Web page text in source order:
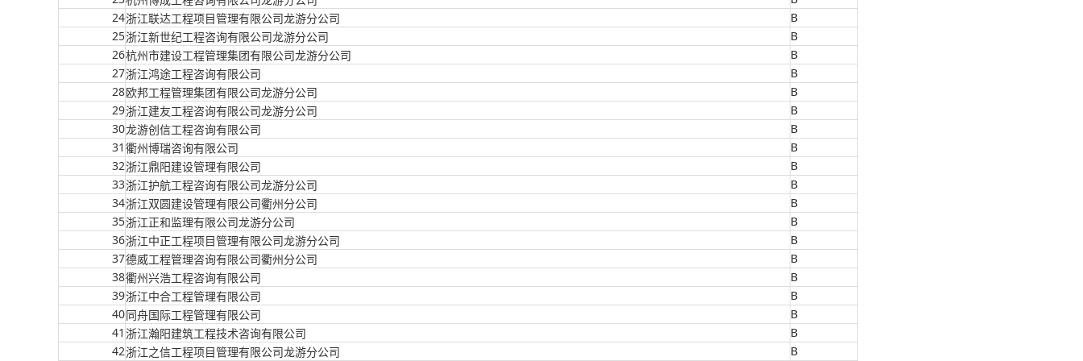
24浙江联达工程项目管理有限公司龙游分公司
B
25浙江新世纪工程咨询有限公司龙游分公司
B
26杭州市建设工程管理集团有限公司龙游分公司
B
27浙江鸿途工程咨询有限公司
B
28欧邦工程管理集团有限公司龙游分公司
B
29浙江建友工程咨询有限公司龙游分公司
B
30龙游创信工程咨询有限公司
B
31 衢州博瑞咨询有限公司
B
32浙江鼎阳建设管理有限公司
B
33浙江护航工程咨询有限公司龙游分公司
B
34浙江双圆建设管理有限公司衢州分公司
B
35浙江正和监理有限公司龙游分公司
B
36浙江中正工程项目管理有限公司龙游分公司
B
37德威工程管理咨询有限公司衢州分公司
B
38衢州兴浩工程咨询有限公司
B
39浙江中合工程管理有限公司
B
40同舟国际工程管理有限公司
B
41 浙江瀚阳建筑工程技术咨询有限公司
B
42浙江之信工程项目管理有限公司龙游分公司 B